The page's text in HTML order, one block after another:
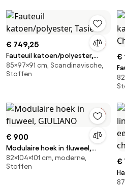
€ 749,25
Fauteuil katoen/polyester,
Tasie
85×97×91 cm, Scandinavische,
Stoffen
€
€ 900
Modulaire hoek in fluweel,
GIULIANO
82×104×101 cm, moderne,
Stoffen
€